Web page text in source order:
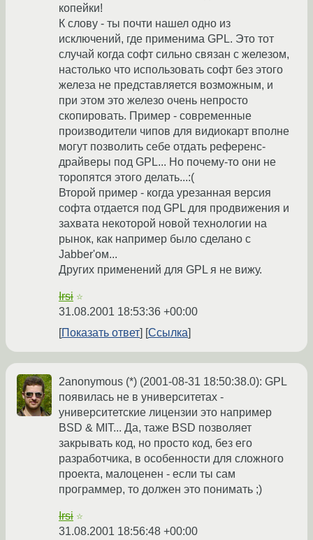
копейки!
К слову - ты почти нашел одно из
исключений, где применима GPL. Это тот
случай когда софт сильно связан с железом,
настолько что использовать софт без этого
железа не представляется возможным, и
при этом это железо очень непросто
скопировать. Пример - современные
производители чипов для видиокарт вполне
могут позволить себе отдать референс-
драйверы под GPL... Но почему-то они не
торопятся этого делать...:(
Второй пример - когда урезанная версия
софта отдается под GPL для продвижения и
захвата некоторой новой технологии на
рынок, как например было сделано с
Jabber'ом...
Других применений для GPL я не вижу.
Irsi ☆
31.08.2001 18:53:36 +00:00
Показать ответ
Ссылка
2anonymous (*) (2001-08-31 18:50:38.0): GPL
появилась не в университетах -
университетские лицензии это например
BSD & MIT... Да, таже BSD позволяет
закрывать код, но просто код, без его
разработчика, в особенности для сложного
проекта, малоценен - если ты сам
программер, то должен это понимать ;)
Irsi ☆
31.08.2001 18:56:48 +00:00